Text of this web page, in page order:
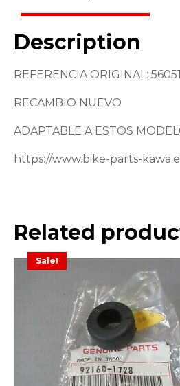
Description
REFERENCIA ORIGINAL:
RECAMBIO NUEVO
ADAPTABLE A ESTOS
https://www.bike-parts-
Related
Sale!